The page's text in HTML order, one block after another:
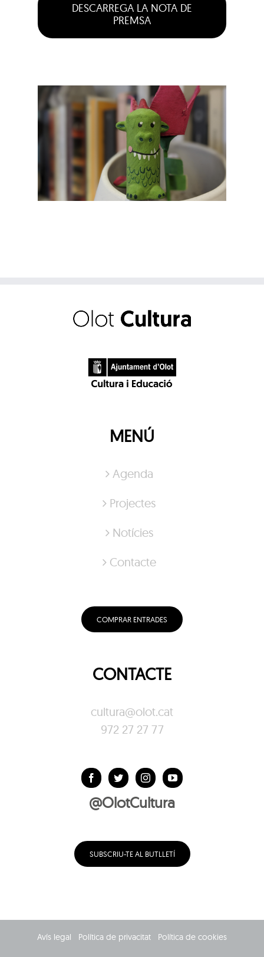
DESCARREGA LA NOTA DE
PREMSA
MENÚ
Agenda
Projectes
Notícies
Contacte
COMPRAR ENTRADES
CONTACTE
cultura@olot.cat
972 27 27 77
@OlotCultura
SUBSCRIU-TE AL BUTLLETÍ
Avís legal Política de privacitat Política de cookies